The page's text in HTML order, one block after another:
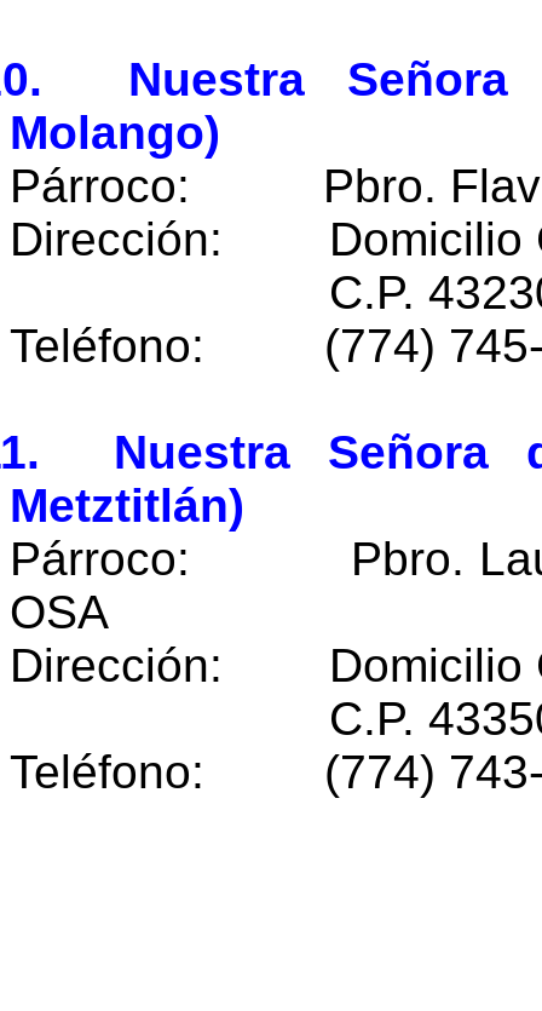
Nuestra Señora
Molango)
Párroco: Pbro.
Dirección: Domicilio
C.P. 43230
Teléfono: (774) 745-
Nuestra Señora
Metztitlán)
Párroco: Pbro.
OSA
Dirección: Domicilio
C.P. 43350
Teléfono: (774) 743-